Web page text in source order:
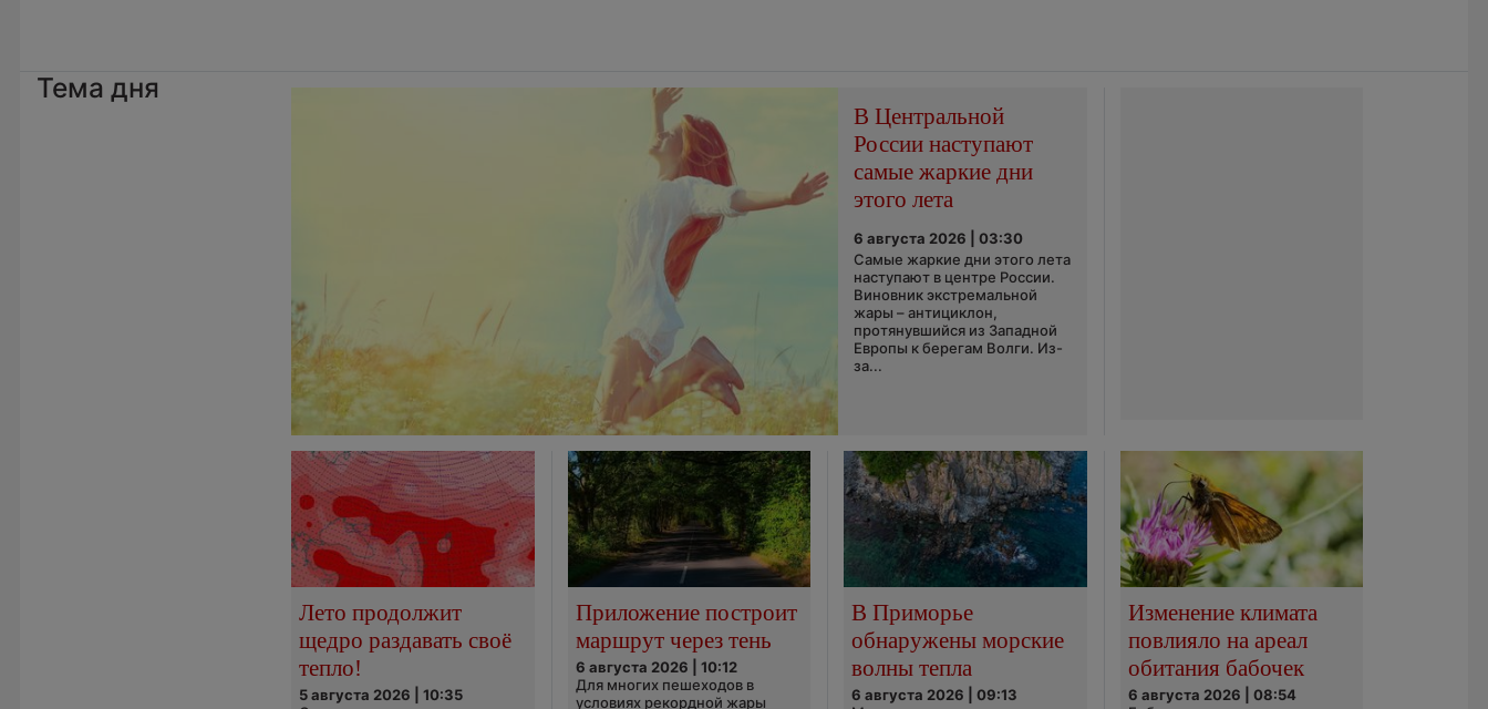
Тема дня
В Центральной
России наступают
самые жаркие дни
этого лета
6 августа 2026 | 03:30
Самые жаркие дни этого лета
наступают в центре России.
Виновник экстремальной
жары – антициклон,
протянувшийся из Западной
Европы к берегам Волги. Из-
за...
Лето продолжит
щедро раздавать своё
тепло!
5 августа 2026 | 10:35
Приложение построит
маршрут через тень
6 августа 2026 | 10:12
Для многих пешеходов в
условиях рекордной жары
В Приморье
обнаружены морские
волны тепла
6 августа 2026 | 09:13
Изменение климата
повлияло на ареал
обитания бабочек
6 августа 2026 | 08:54